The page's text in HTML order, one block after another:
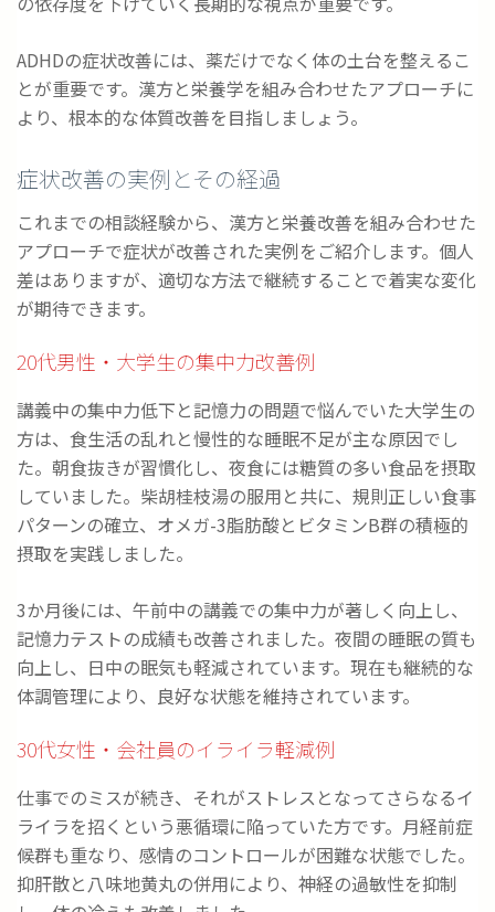
ADHDの症状改善には、薬だけでなく体の土台を整えるこ
とが重要です。漢方と栄養学を組み合わせたアプローチに
より、根本的な体質改善を目指しましょう。
症状改善の実例とその経過
これまでの相談経験から、漢方と栄養改善を組み合わせた
アプローチで症状が改善された実例をご紹介します。個人
差はありますが、適切な方法で継続することで着実な変化
が期待できます。
20代男性・大学生の集中力改善例
講義中の集中力低下と記憶力の問題で悩んでいた大学生の
方は、食生活の乱れと慢性的な睡眠不足が主な原因でし
た。朝食抜きが習慣化し、夜食には糖質の多い食品を摂取
していました。柴胡桂枝湯の服用と共に、規則正しい食事
パターンの確立、オメガ-3脂肪酸とビタミンB群の積極的
摂取を実践しました。
3か月後には、午前中の講義での集中力が著しく向上し、
記憶力テストの成績も改善されました。夜間の睡眠の質も
向上し、日中の眠気も軽減されています。現在も継続的な
体調管理により、良好な状態を維持されています。
30代女性・会社員のイライラ軽減例
仕事でのミスが続き、それがストレスとなってさらなるイ
ライラを招くという悪循環に陥っていた方です。月経前症
候群も重なり、感情のコントロールが困難な状態でした。
抑肝散と八味地黄丸の併用により、神経の過敏性を抑制